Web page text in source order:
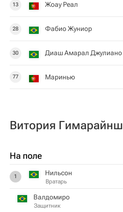
13 Жоау Реал
28 Фабио Жуниор
30 Диаш Амарал Джулиано
77 Маринью
Витория Гимарайнш
На поле
1 Нильсон
Вратарь
Валдомиро
Защитник